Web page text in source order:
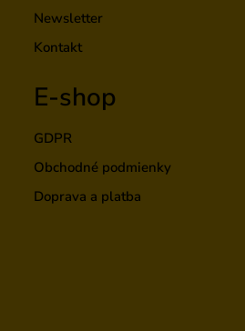
Newsletter
Kontakt
E-shop
GDPR
Obchodné podmienky
Doprava a platba